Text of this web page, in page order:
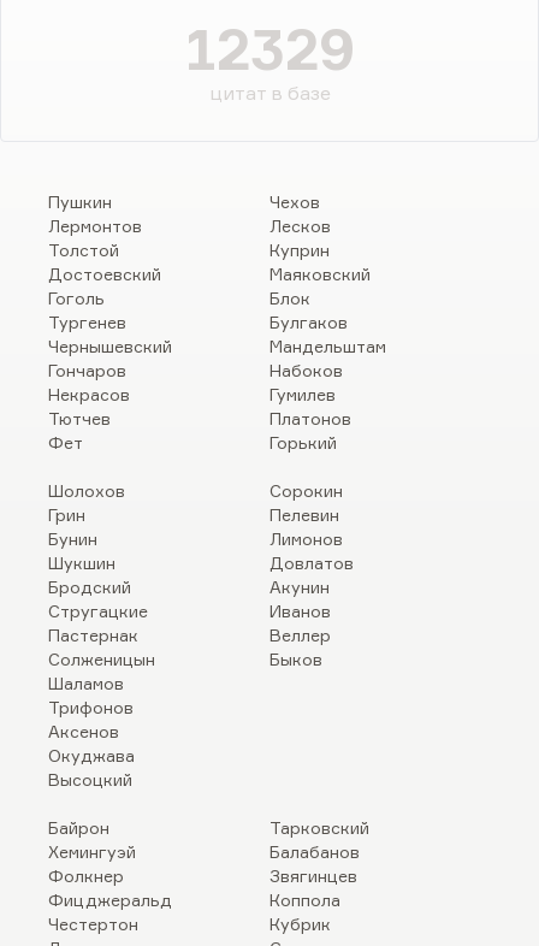
12329
цитат в базе
Пушкин
Лермонтов
Толстой
Достоевский
Гоголь
Тургенев
Чернышевский
Гончаров
Некрасов
Тютчев
Фет
Чехов
Лесков
Куприн
Маяковский
Блок
Булгаков
Мандельштам
Набоков
Гумилев
Платонов
Горький
Шолохов
Грин
Бунин
Шукшин
Бродский
Стругацкие
Пастернак
Солженицын
Шаламов
Трифонов
Аксенов
Окуджава
Высоцкий
Сорокин
Пелевин
Лимонов
Довлатов
Акунин
Иванов
Веллер
Быков
Байрон
Хемингуэй
Фолкнер
Фицджеральд
Честертон
Тарковский
Балабанов
Звягинцев
Коппола
Кубрик